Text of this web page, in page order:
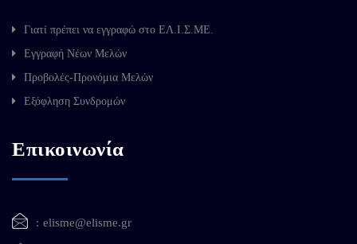
Γιατί πρέπει να εγγραφώ στο ΕΛ.Ι.Σ.ΜΕ.
Εγγραφή Νέων Μελών
Προβολές-Προνόμια Μελών
Εξόφληση Συνδρομών
Επικοινωνία
elisme@elisme.gr